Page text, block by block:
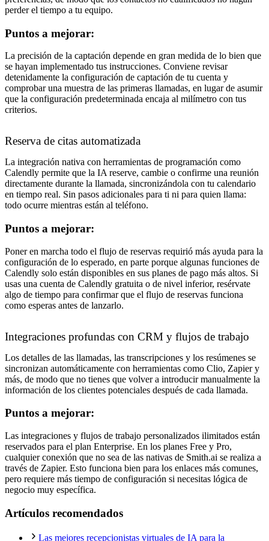
perder el tiempo a tu equipo.
Puntos a mejorar:
La precisión de la captación depende en gran medida de lo bien que
se hayan implementado tus instrucciones. Conviene revisar
detenidamente la configuración de captación de tu cuenta y
comprobar una muestra de las primeras llamadas, en lugar de asumir
que la configuración predeterminada encaja al milímetro con tus
criterios.
Reserva de citas automatizada
La integración nativa con herramientas de programación como
Calendly permite que la IA reserve, cambie o confirme una reunión
directamente durante la llamada, sincronizándola con tu calendario
en tiempo real. Sin pasos adicionales para ti ni para quien llama:
todo ocurre mientras están al teléfono.
Puntos a mejorar:
Poner en marcha todo el flujo de reservas requirió más ayuda para la
configuración de lo esperado, en parte porque algunas funciones de
Calendly solo están disponibles en sus planes de pago más altos. Si
usas una cuenta de Calendly gratuita o de nivel inferior, resérvate
algo de tiempo para confirmar que el flujo de reservas funciona
como esperas antes de lanzarlo.
Integraciones profundas con CRM y flujos de trabajo
Los detalles de las llamadas, las transcripciones y los resúmenes se
sincronizan automáticamente con herramientas como Clio, Zapier y
más, de modo que no tienes que volver a introducir manualmente la
información de los clientes potenciales después de cada llamada.
Puntos a mejorar:
Las integraciones y flujos de trabajo personalizados ilimitados están
reservados para el plan Enterprise. En los planes Free y Pro,
cualquier conexión que no sea de las nativas de Smith.ai se realiza a
través de Zapier. Esto funciona bien para los enlaces más comunes,
pero requiere más tiempo de configuración si necesitas lógica de
negocio muy específica.
Artículos recomendados
Las mejores recepcionistas virtuales de IA para la